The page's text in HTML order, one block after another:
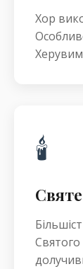
Хор
🕯️
Святого